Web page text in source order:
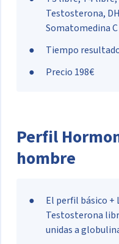
Testosterona,
Somatomedina
Tiempo
Precio 198€
Perfil
hombre
El perfil básico +
Testosterona
unidas a